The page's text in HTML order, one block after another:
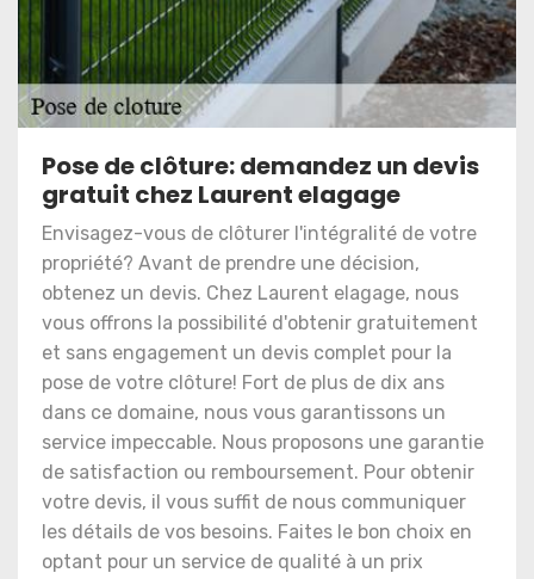
Pose de clôture: demandez un devis
gratuit chez Laurent elagage
Envisagez-vous de clôturer l'intégralité de votre
propriété? Avant de prendre une décision,
obtenez un devis. Chez Laurent elagage, nous
vous offrons la possibilité d'obtenir gratuitement
et sans engagement un devis complet pour la
pose de votre clôture! Fort de plus de dix ans
dans ce domaine, nous vous garantissons un
service impeccable. Nous proposons une garantie
de satisfaction ou remboursement. Pour obtenir
votre devis, il vous suffit de nous communiquer
les détails de vos besoins. Faites le bon choix en
optant pour un service de qualité à un prix